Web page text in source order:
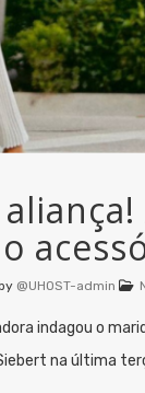
@UHOST-admin
indagou o
na última